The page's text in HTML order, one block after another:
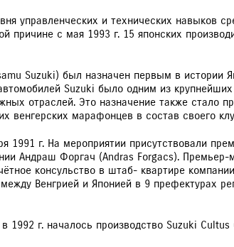
управленческих и технических навыков
причине с мая 1993 г. 15 японских
Suzuki) был назначен первым в истории
Suzuki было одним из
отраслей. Это назначение также стало
венгерских марафонцев в состав своего
1991 г. На мероприятии присутствовали
Андраш Форгач (Andras Forgacs). Премьер-
консульство в штаб- квартире
Венгрией и Японией в 9 префектурах
1992 г. началось производство Suzuki